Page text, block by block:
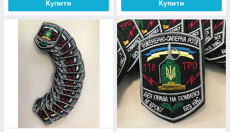
Купити Купити